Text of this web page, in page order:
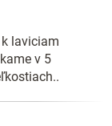
laviciam
v 5